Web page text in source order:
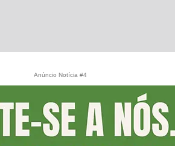
Anúncio Notícia #4